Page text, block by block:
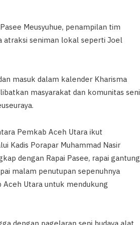
Meusyuhue, penampilan tim
atraksi seniman lokal seperti Joel
masuk dalam kalender Kharisma
masyarakat dan komunitas seni
Pemkab Aceh Utara ikut
Kadis Porapar Muhammad Nasir
dengan Rapai Pasee, rapai gantung
malam penutupan sepenuhnya
Aceh Utara untuk mendukung